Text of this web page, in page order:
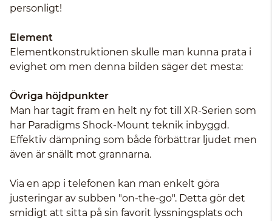
personligt!
Element
Elementkonstruktionen skulle man kunna prata i
evighet om men denna bilden säger det mesta:
Övriga höjdpunkter
Man har tagit fram en helt ny fot till XR-Serien som
har Paradigms Shock-Mount teknik inbyggd.
Effektiv dämpning som både förbättrar ljudet men
även är snällt mot grannarna.
Via en app i telefonen kan man enkelt göra
justeringar av subben "on-the-go". Detta gör det
smidigt att sitta på sin favorit lyssningsplats och